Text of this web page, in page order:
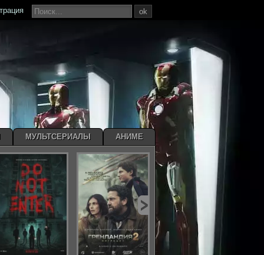
ok
МУЛЬТСЕРИАЛЫ АНИМЕ